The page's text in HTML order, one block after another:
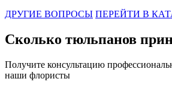
ДРУГИЕ ВОПРОСЫ ПЕРЕЙТИ В
Сколько тюльпанов
Получите консультацию
наши флористы
Сколько роз дарить на 14 февраля
14 февраля – это день, который
любимой девушке. Вы остановили свой
шикарным букетом, то отличным
чувствах. Самое важное – наполните